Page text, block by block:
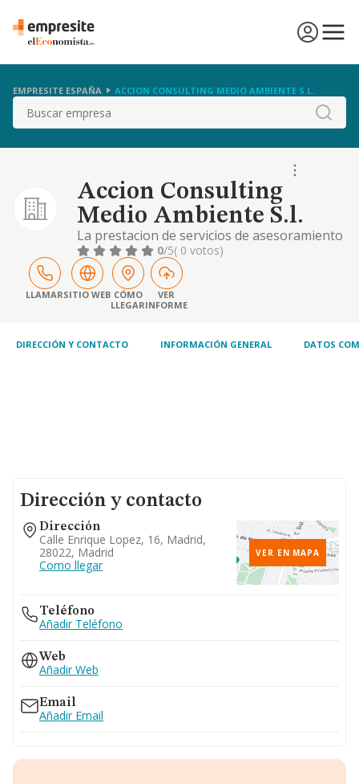
EMPRESITE ESPAÑA ACCION CONSULTING MEDIO AMBIENTE S.L.
Buscar
Accion Consulting
Medio Ambiente S.l.
La prestacion de servicios de asesoramiento
en materia medioambiental. la adquisicion,
explotacion arrendamiento y enajenacion de
bienes inmuebles.
0/5( 0 votos)
LLAMARSITIO WEB CÓMO
LLEGAR
VER
INFORME
DIRECCIÓN Y CONTACTO INFORMACIÓN GENERAL DATOS
Dirección y contacto
Dirección
Calle Enrique Lopez, 16, Madrid,
28022, Madrid
Como llegar
VER EN MAPA
Teléfono
Añadir Teléfono
Web
Añadir Web
Email
Añadir Email